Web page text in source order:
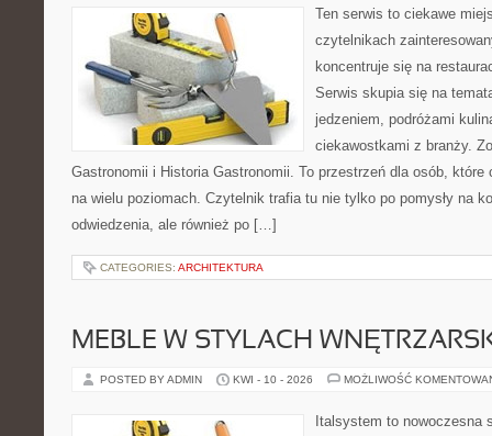
Ten serwis to ciekawe
czytelnikach
koncentruje się na
Serwis skupia się na
jedzeniem, podróżami
ciekawostkami z branży.
Gastronomii i Historia Gastronomii. To przestrzeń dla osób, które
na wielu poziomach. Czytelnik trafia tu nie tylko po pomysły na
odwiedzenia, ale również po […]
CATEGORIES: ARCHITEKTURA
MEBLE W STYLACH
POSTED BY ADMIN KWI - 10 - 2026 MOŻLIWOŚĆ
Italsystem to nowoczesna